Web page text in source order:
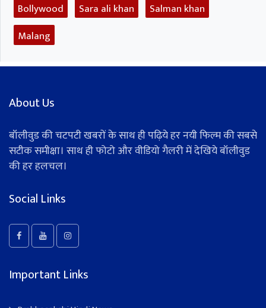
Bollywood Sara ali khan
Salman khan
Malang
About Us
बॉलीवुड की चटपटी खबरों के साथ ही पढ़िये हर नयी फिल्म की सबसे
सटीक समीक्षा। साथ ही फोटो और वीडियो गैलरी में देखिये बॉलीवुड
की हर हलचल।
Social Links
Important Links